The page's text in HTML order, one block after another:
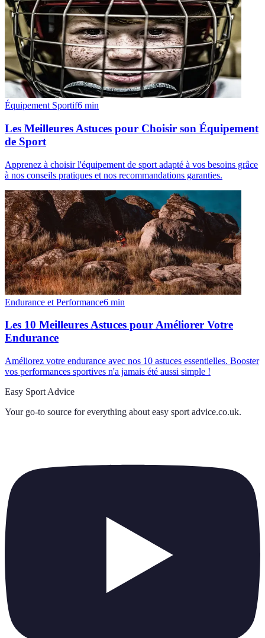
Équipement Sportif6 min
Les Meilleures Astuces pour Choisir son Équipement
de Sport
Apprenez à choisir l'équipement de sport adapté à vos besoins grâce
à nos conseils pratiques et nos recommandations garanties.
Endurance et Performance6 min
Les 10 Meilleures Astuces pour Améliorer Votre
Endurance
Améliorez votre endurance avec nos 10 astuces essentielles. Booster
vos performances sportives n'a jamais été aussi simple !
Easy Sport Advice
Your go-to source for everything about easy sport advice.co.uk.